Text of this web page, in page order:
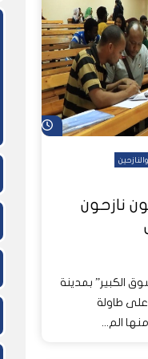
أخبار عاين الأسبوعية
لا تُرى.. حرب السودان تمتد إلى
النفسية للملايين
شاهد
نازحون
2023 في “السوق الكبير” بمدينة
على طاولة
الم...